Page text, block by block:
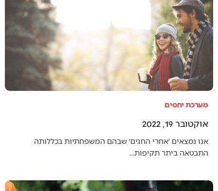
מערכת יחסים
אוקטובר 19, 2022
אנו נמצאים ׳אחרי החגים׳ שבהם המשפחתיות בכללותה
התבטאה ביתר תקיפות…